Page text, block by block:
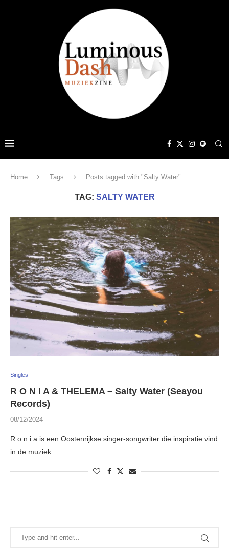
Home Tags Posts tagged with "Salty Water"
TAG: SALTY WATER
Singles
R O N I A & THELEMA – Salty Water (Seayou
Records)
08/12/2024
R o n i a is een Oostenrijkse singer-songwriter die inspiratie vind
in de muziek …